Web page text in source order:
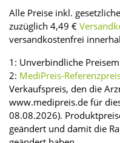
Alle Preise inkl.
zuzüglich 4,49 €
versandkostenfrei
1: Unverbindliche
2: MediPreis-
Verkaufspreis, den die
www.medipreis.de für
08.08.2026).
geändert und damit die